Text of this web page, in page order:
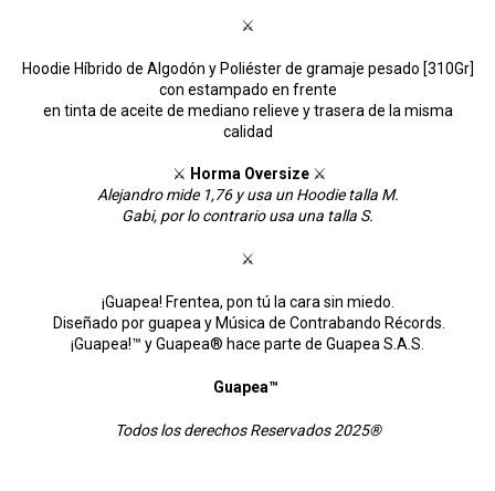
⚔
Hoodie Híbrido de Algodón y Poliéster de gramaje pesado [310Gr]
con estampado en frente
en tinta de aceite de mediano relieve y trasera de la misma
calidad
⚔ Horma Oversize⚔
Alejandro mide 1,76 y usa un Hoodie talla M.
Gabi, por lo contrario usa una talla S.
⚔
¡Guapea! Frentea, pon tú la cara sin miedo.
Diseñado por guapea y Música de Contrabando Récords.
¡Guapea!™ y Guapea® hace parte de Guapea S.A.S.
Guapea™
Todos los derechos Reservados 2025®